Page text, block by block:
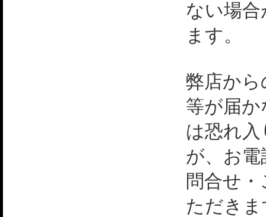
ない場
ます。
弊店か
等が届
は恐れ
が、お
問合せ
ただき